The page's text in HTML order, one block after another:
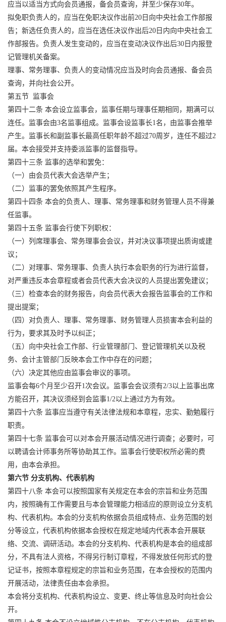
应当以适当方式向会员通报，备会员查询，并至少保存30年。
拟免职负责人的，应当在免职决议作出前20日向中央社会工作部报
告；新选任负责人的，应当在选任决议作出后20日内向中央社会工
作部报告。负责人发生变动的，应当在变动决议作出后30日内报登
记管理机关备案。
理事、常务理事、负责人的变动情况应当及时向会员通报、备会员
查询，并向社会公开。
第五节 监事会
第四十二条 本会设立监事会，监事任期与理事任期相同，期满可以
连任。监事会由3名监事组成。监事会设监事长1名，由监事会推举
产生。监事长和副监事长最高任职年龄不超过70周岁，连任不超过2
届。本会接受并支持委派监事的监督指导。
第四十三条 监事的选举和罢免：
（一）由会员代表大会选举产生；
（二）监事的罢免依照其产生程序。
第四十四条 本会的负责人、理事、常务理事和财务管理人员不得兼
任监事。
第四十五条 监事会行使下列职权：
（一）列席理事会、常务理事会会议，并对决议事项提出质询或建
议；
（二）对理事、常务理事、负责人执行本会职务的行为进行监督，
对严重违反本会章程或者会员代表大会决议的人员提出罢免建议；
（三）检查本会的财务报告，向会员代表大会报告监事会的工作和
提出提案；
（四）对负责人、理事、常务理事、财务管理人员损害本会利益的
行为，要求其及时予以纠正；
（五）向中央社会工作部、行业管理部门、登记管理机关以及税
务、会计主管部门反映本会工作中存在的问题；
（六）决定其他应由监事会审议的事项。
监事会每6个月至少召开1次会议。监事会会议须有2/3以上监事出席
方能召开，其决议须经到会监事1/2以上通过方为有效。
第四十六条 监事应当遵守有关法律法规和本章程，忠实、勤勉履行
职责。
第四十七条 监事会可以对本会开展活动情况进行调查；必要时，可
以聘请会计师事务所等协助其工作。监事会行使职权所必需的费
用，由本会承担。
第六节 分支机构、代表机构
第四十八条 本会可以按照国家有关规定在本会的宗旨和业务范围
内，按照确有工作需要且与本会管理能力相适应的原则设立分支机
构、代表机构。本会的分支机构依据会员组成特点、业务范围的划
分等设立，代表机构依据本会授权在规定地域内代表本会开展联
络、交流、调研活动。本会的分支机构、代表机构是本会的组成部
分，不具有法人资格，不得另行制订章程，不得发放任何形式的登
记证书，按照本章程规定的宗旨和业务范围，在本会授权的范围内
开展活动，法律责任由本会承担。
本会将分支机构、代表机构设立、变更、终止等信息及时向社会公
开。